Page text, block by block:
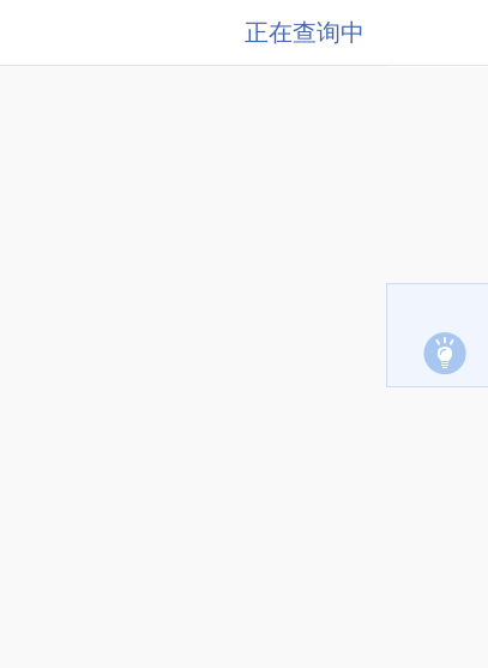
正在查询中